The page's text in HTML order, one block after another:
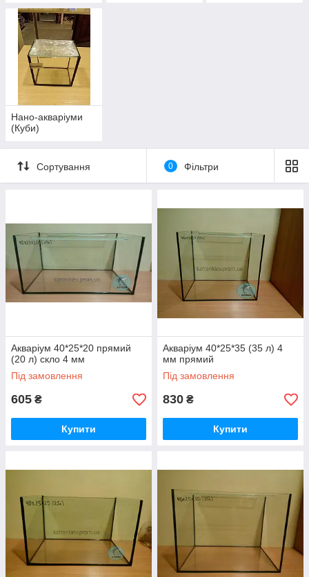
Нано-акваріуми
(Куби)
Сортування 0 Фільтри
Акваріум 40*25*20 прямий
(20 л) скло 4 мм
Під замовлення
605 ₴
Купити
Акваріум 40*25*35 (35 л) 4
мм прямий
Під замовлення
830 ₴
Купити